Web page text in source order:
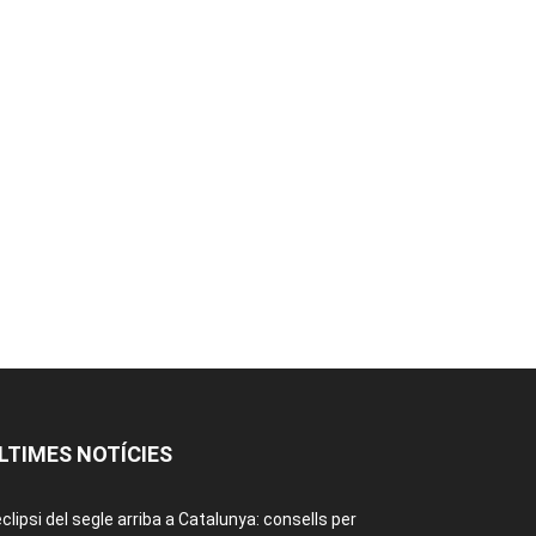
NOTÍCIES
del segle arriba a Catalunya: consells per